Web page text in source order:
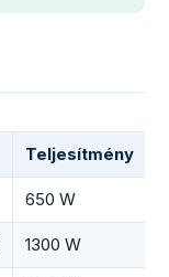
Teljesítmény
650 W
1300 W